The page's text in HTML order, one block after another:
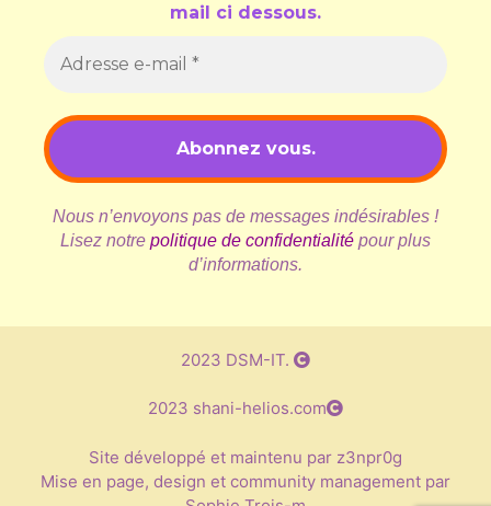
mail ci dessous.
Nous n’envoyons pas de messages indésirables !
Lisez notre politique de confidentialité pour plus
d’informations.
2023 DSM-IT.
2023 shani-helios.com
Site développé et maintenu par z3npr0g
Mise en page, design et community management par